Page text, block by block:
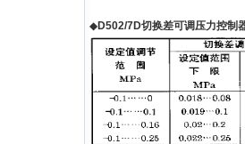
◆D502/7D切换差可调压力控制